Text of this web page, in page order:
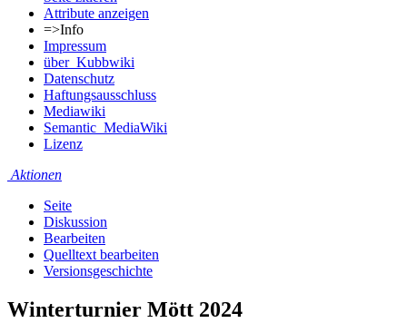
Attribute anzeigen
=>Info
Impressum
über_Kubbwiki
Datenschutz
Haftungsausschluss
Mediawiki
Semantic_MediaWiki
Lizenz
Aktionen
Seite
Diskussion
Bearbeiten
Quelltext bearbeiten
Versionsgeschichte
Winterturnier Mött 2024